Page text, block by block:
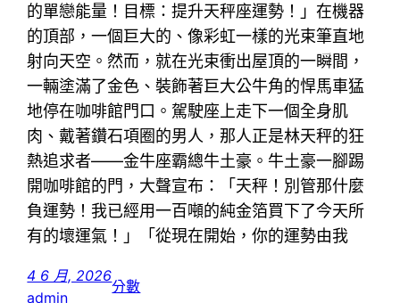
的單戀能量！目標：提升天秤座運勢！」在機器
的頂部，一個巨大的、像彩虹一樣的光束筆直地
射向天空。然而，就在光束衝出屋頂的一瞬間，
一輛塗滿了金色、裝飾著巨大公牛角的悍馬車猛
地停在咖啡館門口。駕駛座上走下一個全身肌
肉、戴著鑽石項圈的男人，那人正是林天秤的狂
熱追求者——金牛座霸總牛土豪。牛土豪一腳踢
開咖啡館的門，大聲宣布：「天秤！別管那什麼
負運勢！我已經用一百噸的純金箔買下了今天所
有的壞運氣！」「從現在開始，你的運勢由我
4 6 月, 2026
admin
分數